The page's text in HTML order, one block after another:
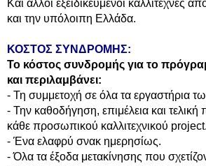
Και άλλοι εξειδικευμένοι καλλιτέχνες
και την υπόλοιπη Ελλάδα.
ΚΟΣΤΟΣ ΣΥΝΔΡΟΜΗΣ:
Το κόστος συνδρομής για το
και περιλαμβάνει:
- Τη συμμετοχή σε όλα τα εργαστήρια
- Την καθοδήγηση, επιμέλεια και
κάθε προσωπικού καλλιτεχνικού project.
- Ένα ελαφρύ σνακ ημερησίως.
- Όλα τα έξοδα μετακίνησης που